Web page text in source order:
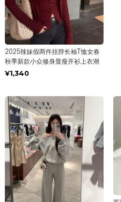
2025辣妹假两件挂脖长袖T恤女春
秋季新款小众修身显瘦开衫上衣潮
¥1,340